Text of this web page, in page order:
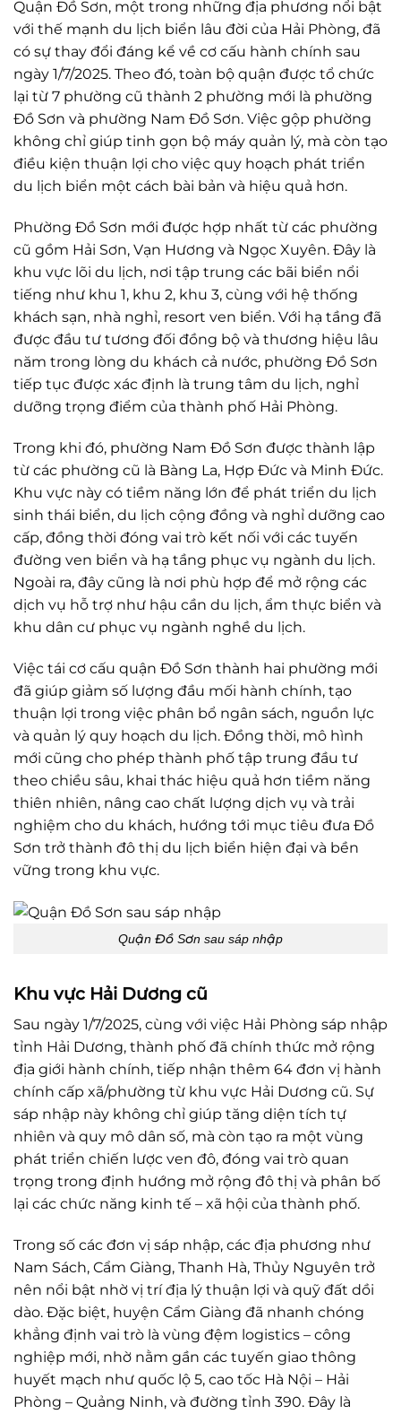
Quận Đồ Sơn, một trong những địa phương nổi bật
với thế mạnh du lịch biển lâu đời của Hải Phòng, đã
có sự thay đổi đáng kể về cơ cấu hành chính sau
ngày 1/7/2025. Theo đó, toàn bộ quận được tổ chức
lại từ 7 phường cũ thành 2 phường mới là phường
Đồ Sơn và phường Nam Đồ Sơn. Việc gộp phường
không chỉ giúp tinh gọn bộ máy quản lý, mà còn tạo
điều kiện thuận lợi cho việc quy hoạch phát triển
du lịch biển một cách bài bản và hiệu quả hơn.
Phường Đồ Sơn mới được hợp nhất từ các phường
cũ gồm Hải Sơn, Vạn Hương và Ngọc Xuyên. Đây là
khu vực lõi du lịch, nơi tập trung các bãi biển nổi
tiếng như khu 1, khu 2, khu 3, cùng với hệ thống
khách sạn, nhà nghỉ, resort ven biển. Với hạ tầng đã
được đầu tư tương đối đồng bộ và thương hiệu lâu
năm trong lòng du khách cả nước, phường Đồ Sơn
tiếp tục được xác định là trung tâm du lịch, nghỉ
dưỡng trọng điểm của thành phố Hải Phòng.
Trong khi đó, phường Nam Đồ Sơn được thành lập
từ các phường cũ là Bàng La, Hợp Đức và Minh Đức.
Khu vực này có tiềm năng lớn để phát triển du lịch
sinh thái biển, du lịch cộng đồng và nghỉ dưỡng cao
cấp, đồng thời đóng vai trò kết nối với các tuyến
đường ven biển và hạ tầng phục vụ ngành du lịch.
Ngoài ra, đây cũng là nơi phù hợp để mở rộng các
dịch vụ hỗ trợ như hậu cần du lịch, ẩm thực biển và
khu dân cư phục vụ ngành nghề du lịch.
Việc tái cơ cấu quận Đồ Sơn thành hai phường mới
đã giúp giảm số lượng đầu mối hành chính, tạo
thuận lợi trong việc phân bổ ngân sách, nguồn lực
và quản lý quy hoạch du lịch. Đồng thời, mô hình
mới cũng cho phép thành phố tập trung đầu tư
theo chiều sâu, khai thác hiệu quả hơn tiềm năng
thiên nhiên, nâng cao chất lượng dịch vụ và trải
nghiệm cho du khách, hướng tới mục tiêu đưa Đồ
Sơn trở thành đô thị du lịch biển hiện đại và bền
vững trong khu vực.
Quận Đồ Sơn sau sáp nhập
Khu vực Hải Dương cũ
Sau ngày 1/7/2025, cùng với việc Hải Phòng sáp nhập
tỉnh Hải Dương, thành phố đã chính thức mở rộng
địa giới hành chính, tiếp nhận thêm 64 đơn vị hành
chính cấp xã/phường từ khu vực Hải Dương cũ. Sự
sáp nhập này không chỉ giúp tăng diện tích tự
nhiên và quy mô dân số, mà còn tạo ra một vùng
phát triển chiến lược ven đô, đóng vai trò quan
trọng trong định hướng mở rộng đô thị và phân bố
lại các chức năng kinh tế – xã hội của thành phố.
Trong số các đơn vị sáp nhập, các địa phương như
Nam Sách, Cẩm Giàng, Thanh Hà, Thủy Nguyên trở
nên nổi bật nhờ vị trí địa lý thuận lợi và quỹ đất dồi
dào. Đặc biệt, huyện Cẩm Giàng đã nhanh chóng
khẳng định vai trò là vùng đệm logistics – công
nghiệp mới, nhờ nằm gần các tuyến giao thông
huyết mạch như quốc lộ 5, cao tốc Hà Nội – Hải
Phòng – Quảng Ninh, và đường tỉnh 390. Đây là